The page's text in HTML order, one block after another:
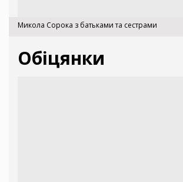
Микола Сорока з батьками та сестрами
Обіцянки